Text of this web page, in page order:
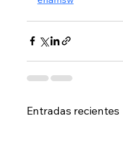
Entradas recientes